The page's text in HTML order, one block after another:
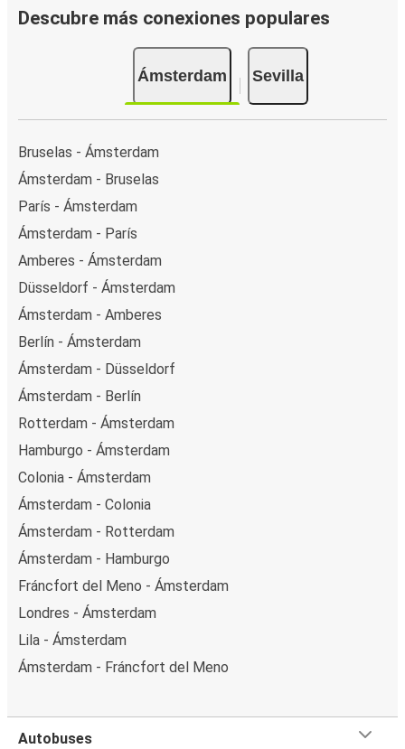
Descubre más conexiones populares
Ámsterdam Sevilla
Bruselas - Ámsterdam
Ámsterdam - Bruselas
París - Ámsterdam
Ámsterdam - París
Amberes - Ámsterdam
Düsseldorf - Ámsterdam
Ámsterdam - Amberes
Berlín - Ámsterdam
Ámsterdam - Düsseldorf
Ámsterdam - Berlín
Rotterdam - Ámsterdam
Hamburgo - Ámsterdam
Colonia - Ámsterdam
Ámsterdam - Colonia
Ámsterdam - Rotterdam
Ámsterdam - Hamburgo
Fráncfort del Meno - Ámsterdam
Londres - Ámsterdam
Lila - Ámsterdam
Ámsterdam - Fráncfort del Meno
Autobuses